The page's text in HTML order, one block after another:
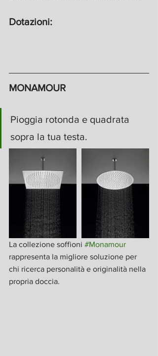
Dotazioni:
MONAMOUR
Pioggia rotonda e quadrata
sopra la tua testa.
La collezione soffioni #Monamour
rappresenta la migliore soluzione per
chi ricerca personalità e originalità nella
propria doccia.